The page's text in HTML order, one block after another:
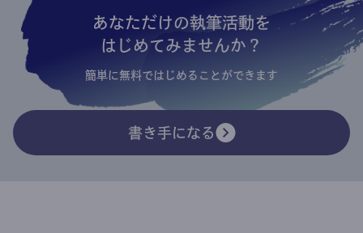
あなただけの執筆活動を
はじめてみませんか？
簡単に無料ではじめることができます
書き手になる